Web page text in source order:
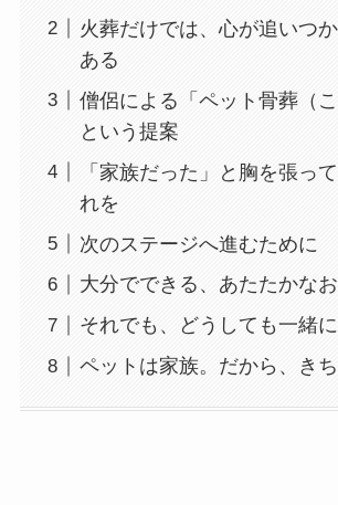
火葬だけでは、心が追いつ
ある
僧侶による「ペット骨葬（こ
という提案
「家族だった」と胸を張っ
れを
次のステージへ進むために
大分でできる、あたたかな
それでも、どうしても一緒
ペットは家族。だから、きち